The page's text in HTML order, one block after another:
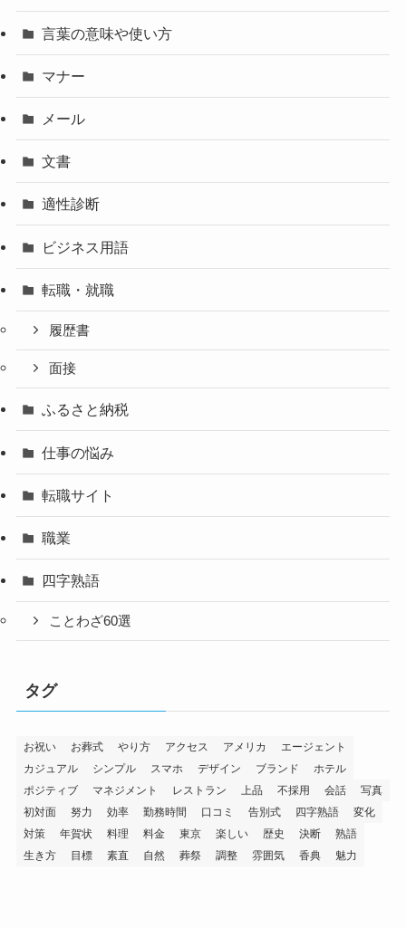
言葉の意味や使い方
マナー
メール
文書
適性診断
ビジネス用語
転職・就職
履歴書
面接
ふるさと納税
仕事の悩み
転職サイト
職業
四字熟語
ことわざ60選
タグ
お祝い お葬式 やり方 アクセス アメリカ
エージェント
カジュアル
シンプル スマホ デザイン ブランド
ホテル
ポジティブ
マネジメント レストラン 上品 不採用 会話
写真
初対面
努力 効率 勤務時間 口コミ 告別式 四字熟語
変化
対策
年賀状 料理 料金 東京 楽しい 歴史 決断
熟語
生き方
目標 素直 自然 葬祭 調整 雰囲気 香典 魅力